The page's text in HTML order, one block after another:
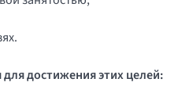
.
достижения этих целей: